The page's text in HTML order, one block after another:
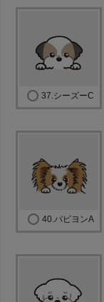
37.シーズーC
40.パピヨンA